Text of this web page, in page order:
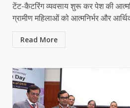
टेंट-कैटरिंग व्यवसाय शुरू कर पेश की
ग्रामीण महिलाओं को आत्मनिर्भर और
Read More